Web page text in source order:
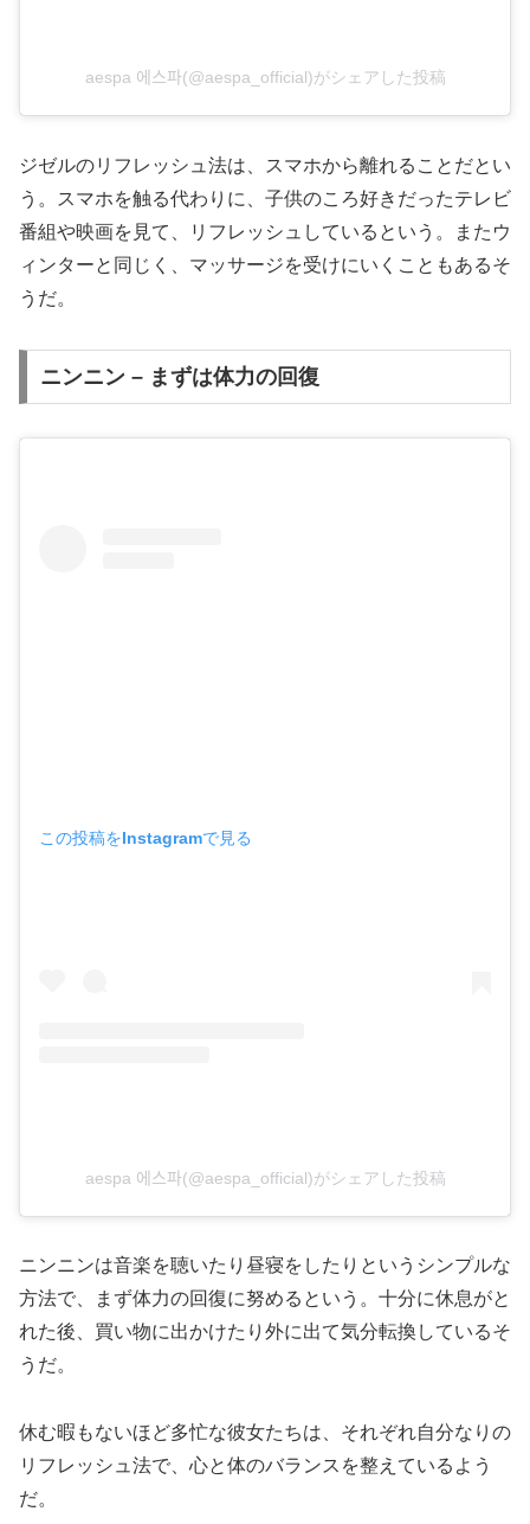
aespa 에스파(@aespa_official)がシェアした投稿
ジゼルのリフレッシュ法は、スマホから離れることだとい
う。スマホを触る代わりに、子供のころ好きだったテレビ
番組や映画を見て、リフレッシュしているという。またウ
ィンターと同じく、マッサージを受けにいくこともあるそ
うだ。
ニンニン – まずは体力の回復
この投稿をInstagramで見る
aespa 에스파(@aespa_official)がシェアした投稿
ニンニンは音楽を聴いたり昼寝をしたりというシンプルな
方法で、まず体力の回復に努めるという。十分に休息がと
れた後、買い物に出かけたり外に出て気分転換しているそ
うだ。
休む暇もないほど多忙な彼女たちは、それぞれ自分なりの
リフレッシュ法で、心と体のバランスを整えているよう
だ。